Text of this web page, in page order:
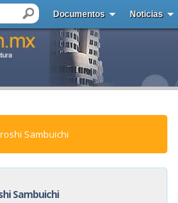
Documentos Noticias
Sambuichi
Sambuichi